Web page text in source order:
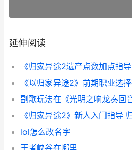
延伸阅读
《归家异途2遗产点数加点指
《归家异途2》新人入门指导
lol怎么改名字
王者峡谷在哪里